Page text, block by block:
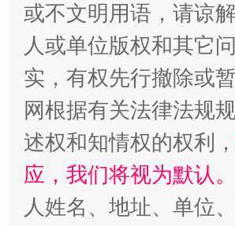
扯下公款旅游的“隐身衣”
或不文明用语，请谅
人或单位版权和其它
实，有权先行撤除或
网根据有关法律法规
述权和知情权的权利，
应，我们将视为默认
人姓名、地址、单位